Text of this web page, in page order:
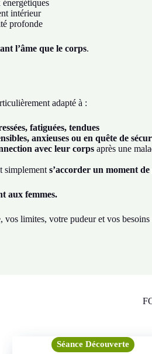
intérieur
profonde
l’âme que le corps.
adapté à :
fatiguées, tendues
anxieuses ou en quête de
avec leur corps après une
simplement s’accorder un moment
aux femmes.
vos limites, votre pudeur et vos
Séance Découverte